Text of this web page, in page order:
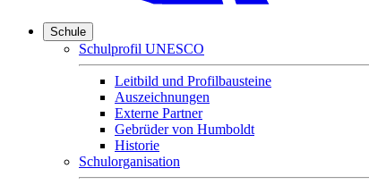
Schule
Schulprofil UNESCO
Leitbild und Profilbausteine
Auszeichnungen
Externe Partner
Gebrüder von Humboldt
Historie
Schulorganisation